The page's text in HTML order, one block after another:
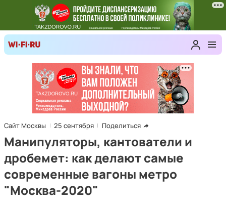
Сайт Москвы 25 сентября Поделиться
Манипуляторы, кантователи и
дробемет: как делают самые
современные вагоны метро
"Москва-2020"